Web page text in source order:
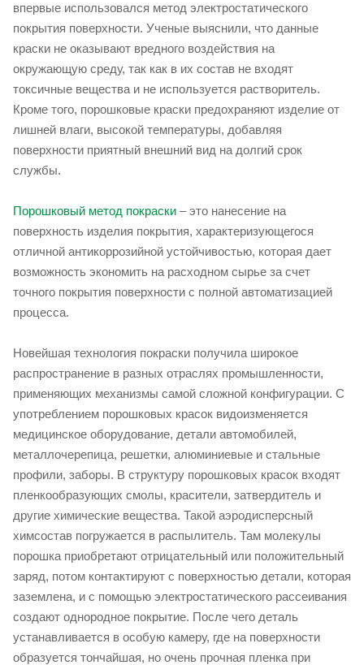
впервые использовался метод электростатического
покрытия поверхности. Ученые выяснили, что данные
краски не оказывают вредного воздействия на
окружающую среду, так как в их состав не входят
токсичные вещества и не используется растворитель.
Кроме того, порошковые краски предохраняют изделие от
лишней влаги, высокой температуры, добавляя
поверхности приятный внешний вид на долгий срок
службы.
Порошковый метод покраски – это нанесение на
поверхность изделия покрытия, характеризующегося
отличной антикоррозийной устойчивостью, которая дает
возможность экономить на расходном сырье за счет
точного покрытия поверхности с полной автоматизацией
процесса.
Новейшая технология покраски получила широкое
распространение в разных отраслях промышленности,
применяющих механизмы самой сложной конфигурации. С
употреблением порошковых красок видоизменяется
медицинское оборудование, детали автомобилей,
металлочерепица, решетки, алюминиевые и стальные
профили, заборы. В структуру порошковых красок входят
пленкообразующих смолы, красители, затвердитель и
другие химические вещества. Такой аэродисперсный
химсостав погружается в распылитель. Там молекулы
порошка приобретают отрицательный или положительный
заряд, потом контактируют с поверхностью детали, которая
заземлена, и с помощью электростатического рассеивания
создают однородное покрытие. После чего деталь
устанавливается в особую камеру, где на поверхности
образуется тончайшая, но очень прочная пленка при